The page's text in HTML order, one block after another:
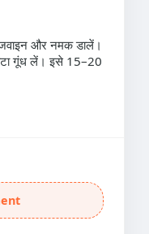
और नमक डालें।
गूंध लें। इसे 15–20